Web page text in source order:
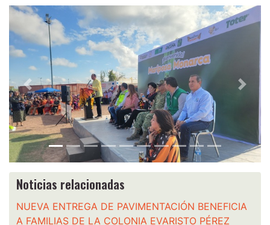
Anterior
Noticias relacionadas
NUEVA ENTREGA DE PAVIMENTACIÓN BENEFICIA
A FAMILIAS DE LA COLONIA EVARISTO PÉREZ